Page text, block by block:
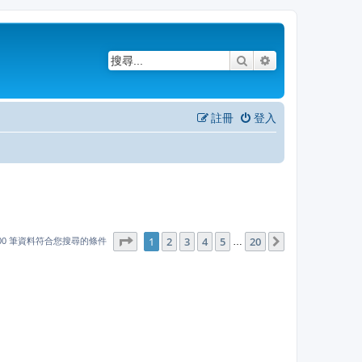
搜尋
登入
註冊
筆資料符合您搜尋的條件 1 頁 (共 20頁)
1 2 3 4 5 20